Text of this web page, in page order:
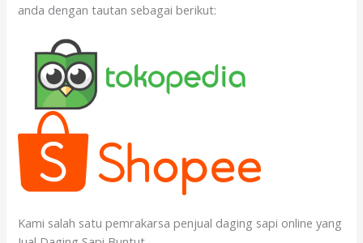
anda dengan tautan sebagai berikut:
Kami salah satu pemrakarsa penjual daging sapi online yang